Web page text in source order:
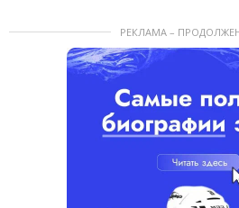
РЕКЛАМА –